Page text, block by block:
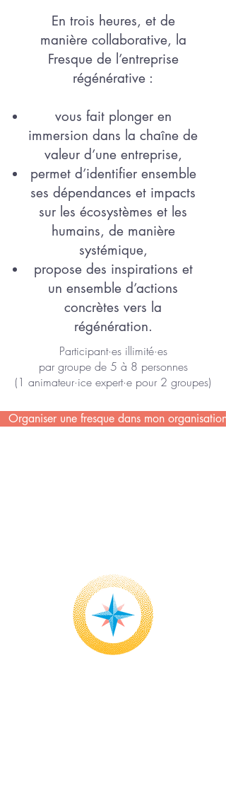
En trois heures, et de
manière collaborative, la
Fresque de l’entreprise
régénérative :
vous fait plonger en
immersion dans la chaîne de
valeur d’une entreprise,
permet d’identifier ensemble
ses dépendances et impacts
sur les écosystèmes et les
humains, de manière
systémique,
propose des inspirations et
un ensemble d’actions
concrètes vers la
régénération.
Participant·es illimité·es
par groupe de 5 à 8 personnes
(1 animateur·ice expert·e pour 2 groupes)
Organiser une fresque dans mon organisation